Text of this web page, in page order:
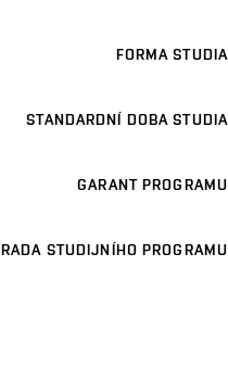
FORMA STUDIA
STANDARDNÍ DOBA STUDIA
GARANT PROGRAMU
RADA STUDIJNÍHO PROGRAMU